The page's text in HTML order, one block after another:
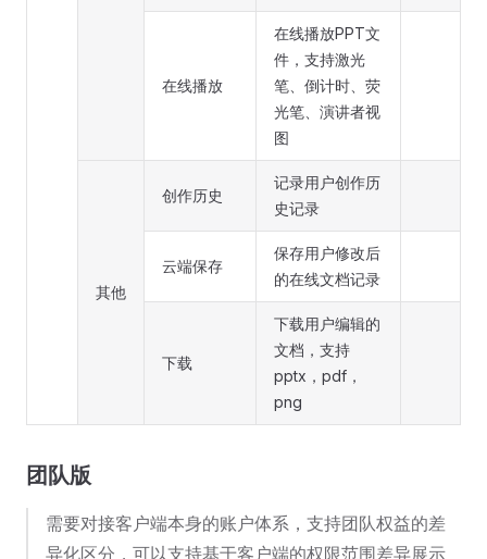
在线播放
在线播放PPT文
件，支持激光
笔、倒计时、荧
光笔、演讲者视
图
其他
创作历史
记录用户创作历
史记录
云端保存
保存用户修改后
的在线文档记录
下载
下载用户编辑的
文档，支持
pptx，pdf，
png
团队版
需要对接客户端本身的账户体系，支持团队权益的差
异化区分，可以支持基于客户端的权限范围差异展示